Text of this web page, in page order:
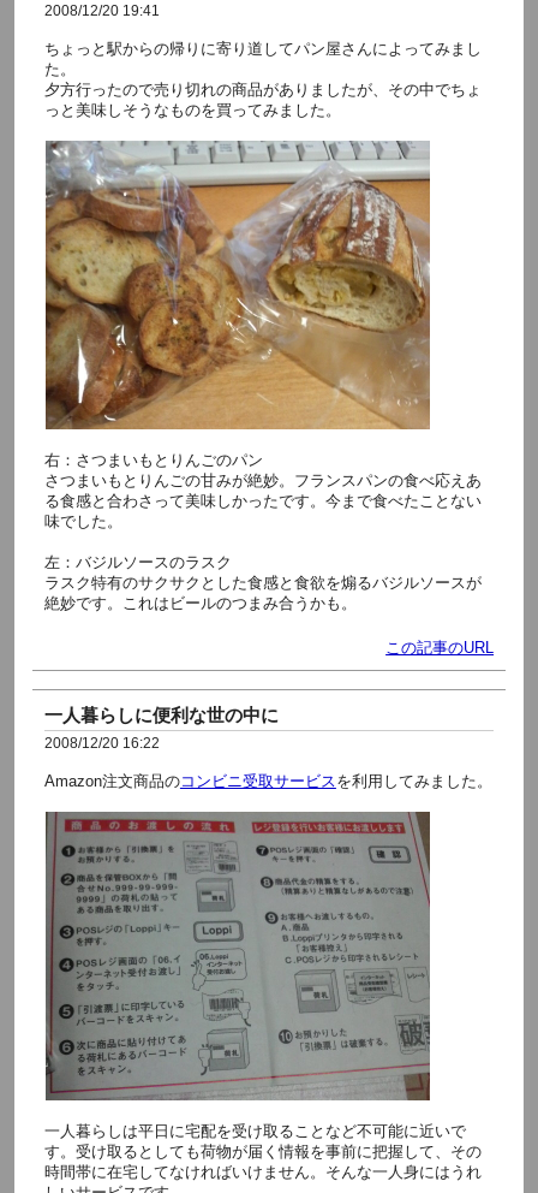
2008/12/20 19:41
ちょっと駅からの帰りに寄り道してパン屋さんによってみまし
た。
夕方行ったので売り切れの商品がありましたが、その中でちょ
っと美味しそうなものを買ってみました。
右：さつまいもとりんごのパン
さつまいもとりんごの甘みが絶妙。フランスパンの食べ応えあ
る食感と合わさって美味しかったです。今まで食べたことない
味でした。
左：バジルソースのラスク
ラスク特有のサクサクとした食感と食欲を煽るバジルソースが
絶妙です。これはビールのつまみ合うかも。
この記事のURL
一人暮らしに便利な世の中に
2008/12/20 16:22
Amazon注文商品のコンビニ受取サービスを利用してみました。
一人暮らしは平日に宅配を受け取ることなど不可能に近いで
す。受け取るとしても荷物が届く情報を事前に把握して、その
時間帯に在宅してなければいけません。そんな一人身にはうれ